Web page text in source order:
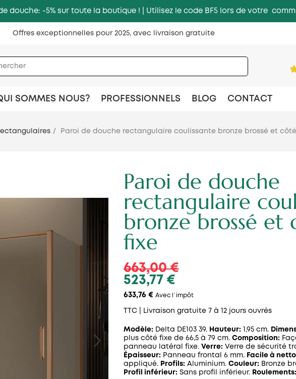
douche: -5% sur toute la boutique ! | Utilisez le code BF5 lors de votre
Offres exceptionnelles pour 2025, avec livraison gratuite
SOMMES NOUS? PROFESSIONNELS BLOG CONTACT
Paroi de douche rectangulaire coulissante bronze brossé et
Paroi de douche
rectangulaire
bronze brossé et
fixe
663,00 €
523,77 €
633,76 € Avec l´impôt
TTC | Livraison gratuite 7 à 12 jours ouvrés
Modèle: Delta DE103 39. Hauteur: 1,95 cm.
plus côté fixe de 66,5 à 79 cm. Composition:
panneau latéral fixe. Verre: Verre de sécurité
Épaisseur: Panneau frontal 6 mm. Facile à
appliqué. Profils: Aluminium. Couleur: Bronze
Profil inférieur: Sans profil inférieur. Roulements: